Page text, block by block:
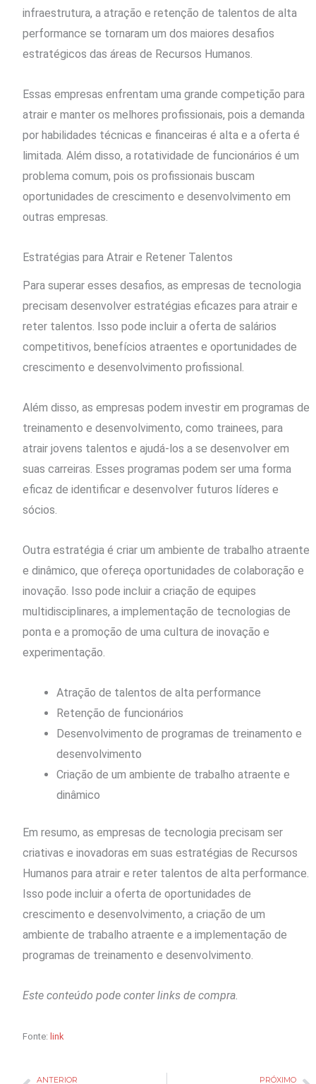
infraestrutura, a atração e retenção de talentos de alta
performance se tornaram um dos maiores desafios
estratégicos das áreas de Recursos Humanos.
Essas empresas enfrentam uma grande competição para
atrair e manter os melhores profissionais, pois a demanda
por habilidades técnicas e financeiras é alta e a oferta é
limitada. Além disso, a rotatividade de funcionários é um
problema comum, pois os profissionais buscam
oportunidades de crescimento e desenvolvimento em
outras empresas.
Estratégias para Atrair e Retener Talentos
Para superar esses desafios, as empresas de tecnologia
precisam desenvolver estratégias eficazes para atrair e
reter talentos. Isso pode incluir a oferta de salários
competitivos, benefícios atraentes e oportunidades de
crescimento e desenvolvimento profissional.
Além disso, as empresas podem investir em programas de
treinamento e desenvolvimento, como trainees, para
atrair jovens talentos e ajudá-los a se desenvolver em
suas carreiras. Esses programas podem ser uma forma
eficaz de identificar e desenvolver futuros líderes e
sócios.
Outra estratégia é criar um ambiente de trabalho atraente
e dinâmico, que ofereça oportunidades de colaboração e
inovação. Isso pode incluir a criação de equipes
multidisciplinares, a implementação de tecnologias de
ponta e a promoção de uma cultura de inovação e
experimentação.
Atração de talentos de alta performance
Retenção de funcionários
Desenvolvimento de programas de treinamento e
desenvolvimento
Criação de um ambiente de trabalho atraente e
dinâmico
Em resumo, as empresas de tecnologia precisam ser
criativas e inovadoras em suas estratégias de Recursos
Humanos para atrair e reter talentos de alta performance.
Isso pode incluir a oferta de oportunidades de
crescimento e desenvolvimento, a criação de um
ambiente de trabalho atraente e a implementação de
programas de treinamento e desenvolvimento.
Este conteúdo pode conter links de compra.
Fonte: link
ANTERIOR PRÓXIMO